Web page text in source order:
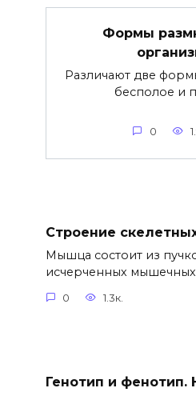
Формы
Различают две
бесполое и
0
Строение
Мышца состоит из
исчерченных мышечных
0 1.3к.
Генотип и фенотип.